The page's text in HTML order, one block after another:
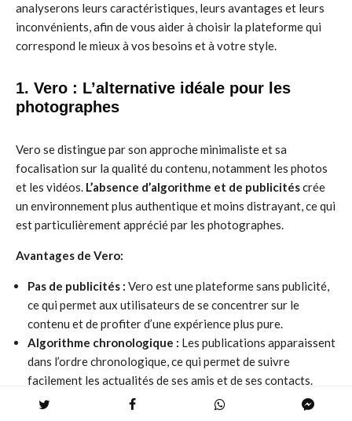
analyserons leurs caractéristiques, leurs avantages et leurs
inconvénients, afin de vous aider à choisir la plateforme qui
correspond le mieux à vos besoins et à votre style.
1. Vero : L’alternative idéale pour les
photographes
Vero se distingue par son approche minimaliste et sa
focalisation sur la qualité du contenu, notamment les photos
et les vidéos. L’absence d’algorithme et de publicitéscrée
un environnement plus authentique et moins distrayant, ce qui
est particulièrement apprécié par les photographes.
Avantages de Vero:
Pas de publicités : Vero est une plateforme sans publicité,
ce qui permet aux utilisateurs de se concentrer sur le
contenu et de profiter d’une expérience plus pure.
Algorithme chronologique : Les publications apparaissent
dans l’ordre chronologique, ce qui permet de suivre
facilement les actualités de ses amis et de ses contacts.
Focus sur la qualité :
Vero encourage la publication de